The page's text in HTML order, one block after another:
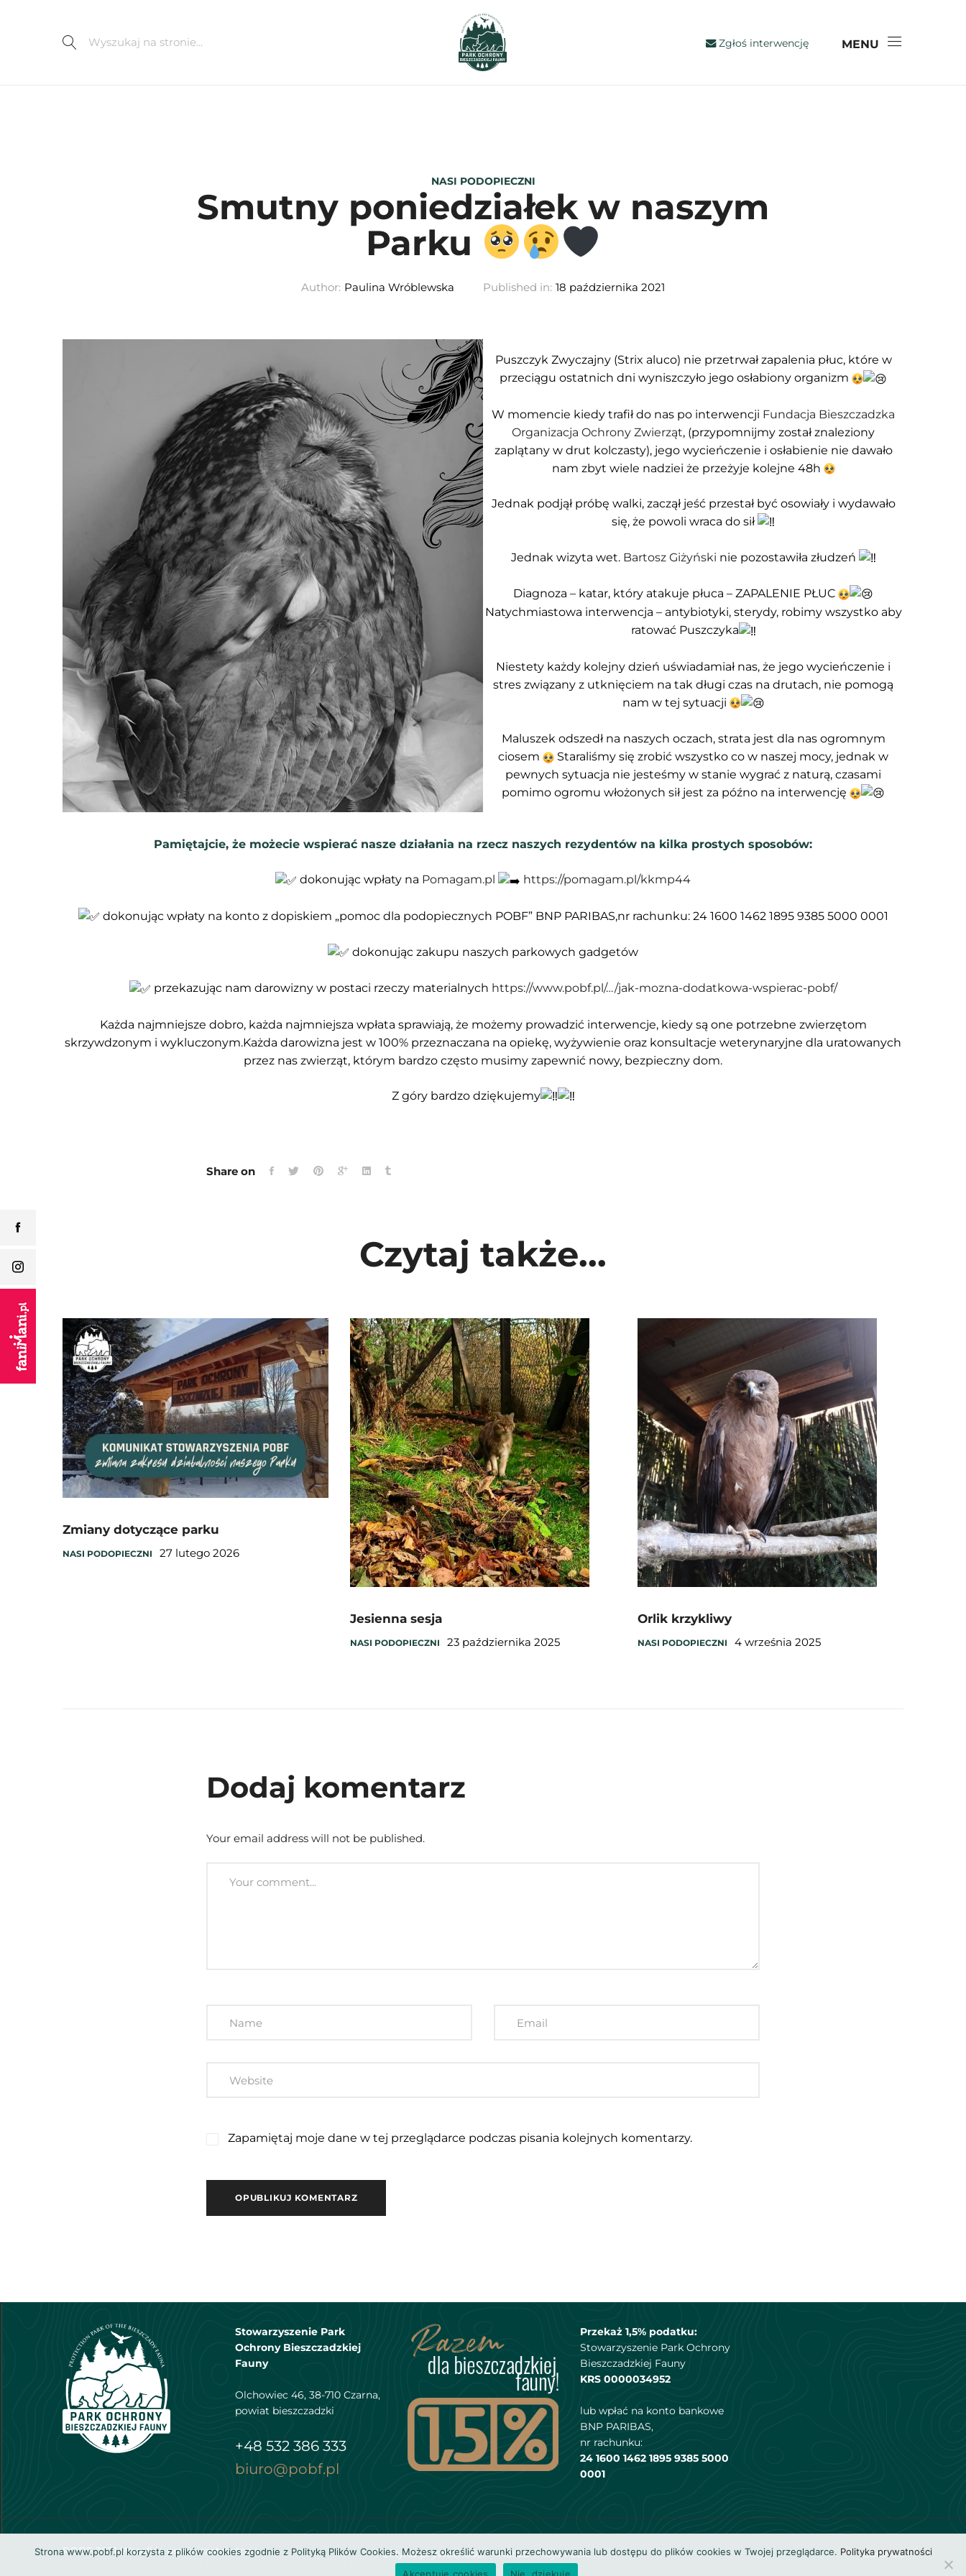
Zgłoś interwencję MENU
NASI PODOPIECZNI
Smutny poniedziałek w naszym
Parku
Author: Paulina Wróblewska Published in: 18 października 2021
Puszczyk Zwyczajny (Strix aluco) nie przetrwał zapalenia płuc, które w
przeciągu ostatnich dni wyniszczyło jego osłabiony organizm
W momencie kiedy trafił do nas po interwencji Fundacja Bieszczadzka
Organizacja Ochrony Zwierząt, (przypomnijmy został znaleziony
zaplątany w drut kolczasty), jego wycieńczenie i osłabienie nie dawało
nam zbyt wiele nadziei że przeżyje kolejne 48h
Jednak podjął próbę walki, zaczął jeść przestał być osowiały i wydawało
się, że powoli wraca do sił
Jednak wizyta wet. Bartosz Giżyński nie pozostawiła złudzeń
Diagnoza – katar, który atakuje płuca – ZAPALENIE PŁUC
Natychmiastowa interwencja – antybiotyki, sterydy, robimy wszystko aby
ratować Puszczyka
Niestety każdy kolejny dzień uświadamiał nas, że jego wycieńczenie i
stres związany z utknięciem na tak długi czas na drutach, nie pomogą
nam w tej sytuacji
Maluszek odszedł na naszych oczach, strata jest dla nas ogromnym
ciosem
Staraliśmy się zrobić wszystko co w naszej mocy, jednak w
pewnych sytuacja nie jesteśmy w stanie wygrać z naturą, czasami
pomimo ogromu włożonych sił jest za późno na interwencję
Pamiętajcie, że możecie wspierać nasze działania na rzecz naszych rezydentów na kilka prostych sposobów:
dokonując wpłaty na Pomagam.pl https://pomagam.pl/kkmp44
dokonując wpłaty na konto z dopiskiem „pomoc dla podopiecznych POBF” BNP PARIBAS,nr rachunku: 24 1600 1462 1895 9385 5000 0001
dokonując zakupu naszych parkowych gadgetów
przekazując nam darowizny w postaci rzeczy materialnych https://www.pobf.pl/…/jak-mozna-dodatkowa-wspierac-pobf/
Każda najmniejsze dobro, każda najmniejsza wpłata sprawiają, że możemy prowadzić interwencje, kiedy są one potrzebne zwierzętom
skrzywdzonym i wykluczonym.Każda darowizna jest w 100% przeznaczana na opiekę, wyżywienie oraz konsultacje weterynaryjne dla uratowanych
przez nas zwierząt, którym bardzo często musimy zapewnić nowy, bezpieczny dom.
Z góry bardzo dziękujemy
Share on
Czytaj także...
Zmiany dotyczące parku
NASI PODOPIECZNI 27 lutego 2026
Jesienna sesja
NASI PODOPIECZNI 23 października 2025
Orlik krzykliwy
NASI PODOPIECZNI 4 września 2025
Dodaj komentarz
Your email address will not be published.
Zapamiętaj moje dane w tej przeglądarce podczas pisania kolejnych komentarzy.
Stowarzyszenie Park
Ochrony Bieszczadzkiej
Fauny
Olchowiec 46, 38-710 Czarna,
powiat bieszczadzki
+48 532 386 333
biuro@pobf.pl
Przekaż 1,5% podatku:
Stowarzyszenie Park Ochrony
Bieszczadzkiej Fauny
KRS 0000034952
lub wpłać na konto bankowe
BNP PARIBAS,
nr rachunku:
24 1600 1462 1895 9385 5000
0001
POBF 2021 Wszelkie prawa zastrzeżone Polityka prywatności Nasza misja i cele Cookies
Strona www.pobf.pl korzysta z plików cookies zgodnie z Polityką Plików Cookies. Możesz określić warunki przechowywania lub dostępu do plików cookies w Twojej przeglądarce. Polityka prywatności
Akceptuję cookies
Nie, dziękuję